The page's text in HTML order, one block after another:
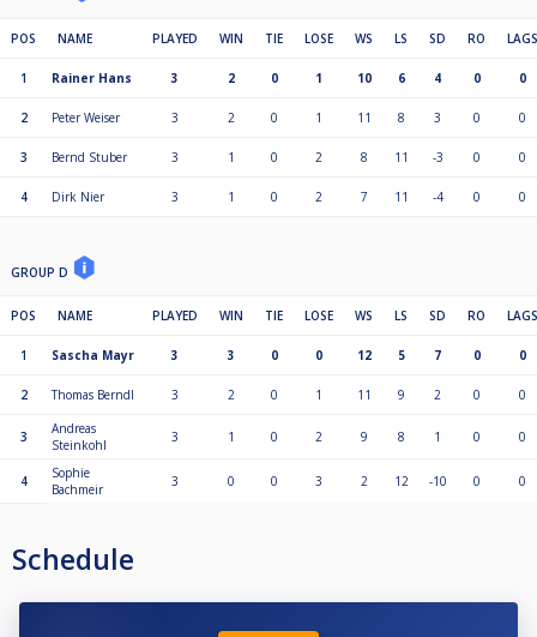
POS NAME PLAYED WIN TIE LOSE WS LS SD RO LAGS
1 Rainer Hans 3 2 0 1 10 6 4 0 0
2 Peter Weiser 3 2 0 1 11 8 3 0 0
3 Bernd Stuber 3 1 0 2 8 11 -3 0 0
4 Dirk Nier 3 1 0 2 7 11 -4 0 0
GROUP D
POS NAME PLAYED WIN TIE LOSE WS LS SD RO LAGS
1 Sascha Mayr 3 3 0 0 12 5 7 0 0
2 Thomas Berndl 3 2 0 1 11 9 2 0 0
3
Andreas
Steinkohl
3 1 0 2 9 8 1 0 0
4
Sophie
Bachmeir
3 0 0 3 2 12 -10 0 0
Schedule